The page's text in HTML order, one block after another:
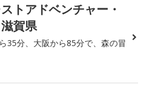
トアドベンチャー・
賀県
35分、大阪から85分で、森の冒